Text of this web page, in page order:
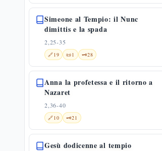
Simeone al Tempio: il Nunc
dimittis e la spada
2,25-35
🔗19 📜1 🗝️28
Anna la profetessa e il ritorno a
Nazaret
2,36-40
🔗10 🗝️21
Gesù dodicenne al tempio